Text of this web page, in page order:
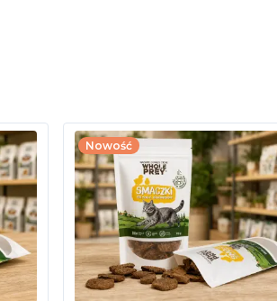
Nowość